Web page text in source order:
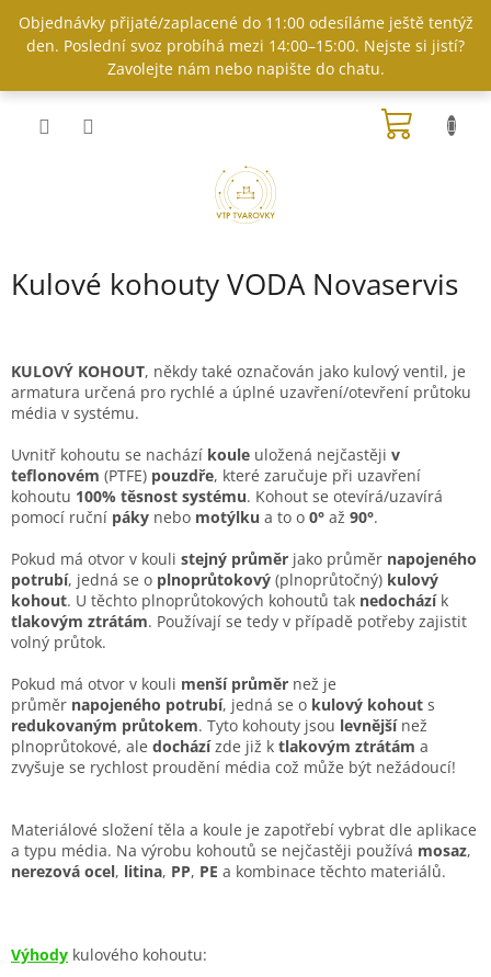
obsah
Objednávky přijaté/zaplacené do 11:00 odesíláme ještě tentýž
den. Poslední svoz probíhá mezi 14:00–15:00. Nejste si jistí?
Zavolejte nám nebo napište do chatu.
Kulové kohouty VODA Novaservis
KULOVÝ KOHOUT, někdy také označován jako kulový ventil, je
armatura určená pro rychlé a úplné uzavření/otevření průtoku
média v systému.
Uvnitř kohoutu se nachází koule uložená nejčastěji v
teflonovém (PTFE) pouzdře, které zaručuje při uzavření
kohoutu 100% těsnost systému. Kohout se otevírá/uzavírá
pomocí ruční páky nebo motýlku a to o 0° až 90°.
Pokud má otvor v kouli stejný průměr jako průměr napojeného
potrubí, jedná se o plnoprůtokový (plnoprůtočný) kulový
kohout. U těchto plnoprůtokových kohoutů tak nedocházík
tlakovým ztrátám. Používají se tedy v případě potřeby zajistit
volný průtok.
Pokud má otvor v kouli menší průměr než je
průměr napojeného potrubí, jedná se o kulový kohout s
redukovaným průtokem. Tyto kohouty jsou levnějšínež
plnoprůtokové, ale docházízde již k tlakovým ztrátám a
zvyšuje se rychlost proudění média což může být nežádoucí!
Materiálové složení těla a koule je zapotřebí vybrat dle aplikace
a typu média. Na výrobu kohoutů se nejčastěji používá mosaz,
nerezová ocel, litina, PP, PE a kombinace těchto materiálů.
Výhody kulového kohoutu: